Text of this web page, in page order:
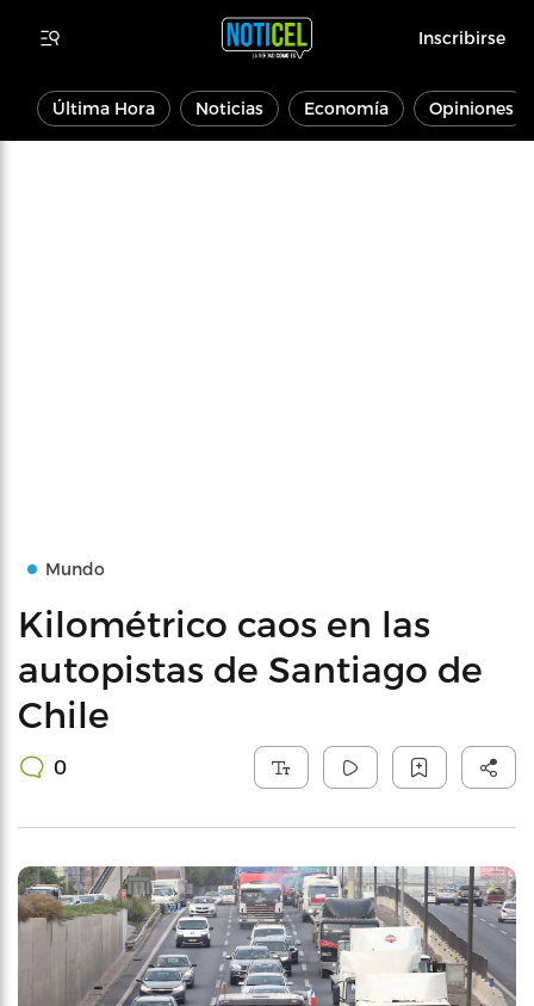
Inscribirse
Última Hora Noticias Economía Opiniones
Mundo
Kilométrico caos en las
autopistas de Santiago de
Chile
0